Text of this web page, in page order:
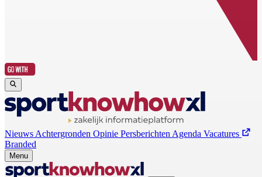
Nieuws Achtergronden Opinie Persberichten Agenda Vacatures
Branded
Menu